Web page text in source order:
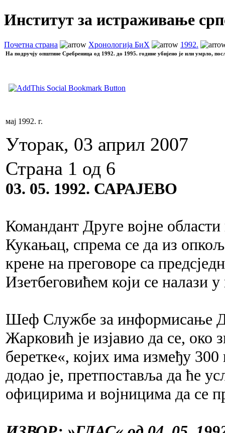
Институт за истраживање
Почетна страна Хронологија БиХ 1992.
На подручју општине Сребреница од 1992. до 1995. године убијено је или умрло,
мај 1992. г.
Уторак, 03 април 2007
Страна 1 од 6
03. 05. 1992. САРАЈЕВО
Командант Друге војне
Кукањац, спрема се да из
крене на преговоре са
Изетбеговићем који се налази
Шеф Службе за информисање
Жарковић је изјавио да се, око
беретке«, којих има између
додао је, претпоставља да ће
официрима и војницима да се